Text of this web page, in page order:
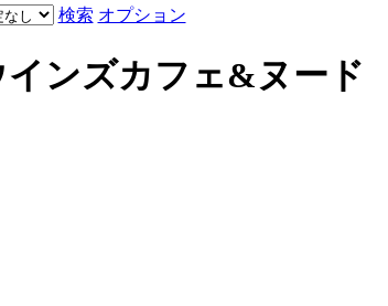
検索 オプション
インズカフェ&ヌード